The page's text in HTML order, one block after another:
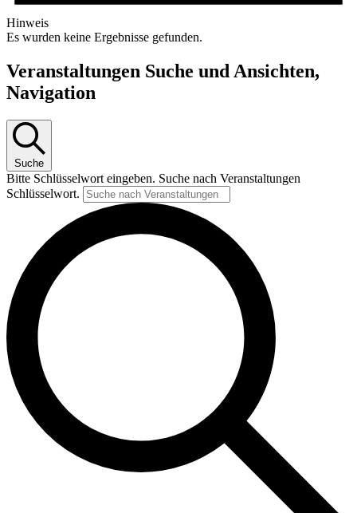
Hinweis
Es wurden keine Ergebnisse gefunden.
Veranstaltungen Suche und Ansichten,
Navigation
Suche
Bitte Schlüsselwort eingeben. Suche nach Veranstaltungen
Schlüsselwort.